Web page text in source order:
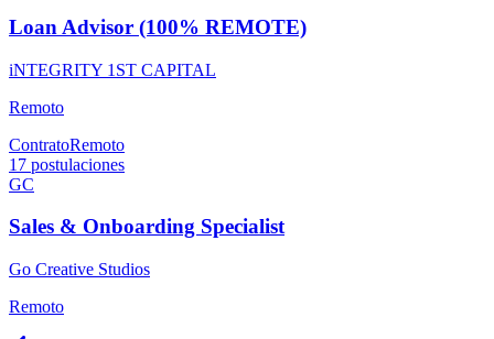
Loan Advisor (100% REMOTE)
iNTEGRITY 1ST CAPITAL
Remoto
ContratoRemoto
17 postulaciones
GC
Sales & Onboarding Specialist
Go Creative Studios
Remoto